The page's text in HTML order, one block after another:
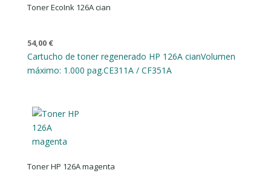
Toner EcoInk 126A cian
54,00 €
Cartucho de toner regenerado HP 126A cianVolumen
máximo: 1.000 pag.CE311A / CF351A
Toner HP 126A magenta